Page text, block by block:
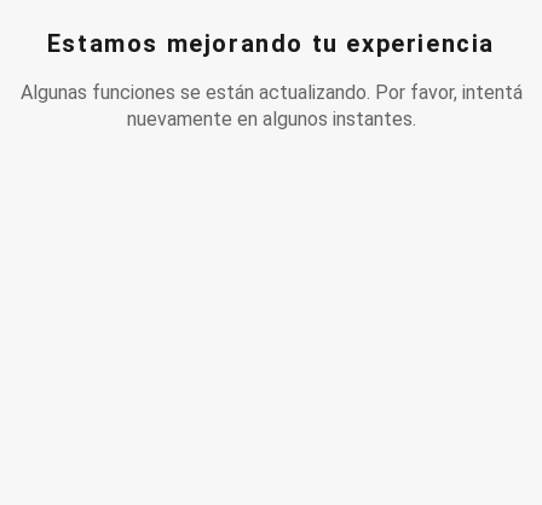
Estamos mejorando tu experiencia
Algunas funciones se están actualizando. Por favor, intentá
nuevamente en algunos instantes.